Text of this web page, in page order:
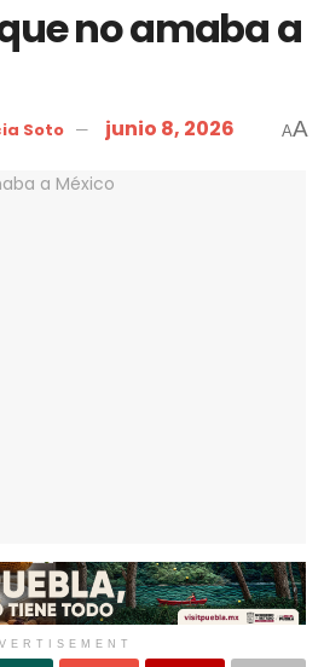
no amaba a
Soto junio 8, 2026 AA